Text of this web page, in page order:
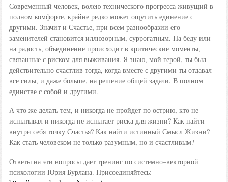
Современный человек, волею технического прогресса живущий в
полном комфорте, крайне редко может ощутить единение с
другими. Значит и Счастье, при всем разнообразии его
заменителей становится иллюзорным, суррогатным. На беду или
на радость, объединение происходит в критические моменты,
связанные с риском для выживания. Я знаю, мой герой, ты был
действительно счастлив тогда, когда вместе с другими ты отдавал
все силы, и даже больше, на решение общей задачи. В полном
единстве с собой и другими.
А что же делать тем, и никогда не пройдет по острию, кто не
испытывал и никогда не испытает риска для жизни? Как найти
внутри себя точку Счастья? Как найти истинный Смысл Жизни?
Как стать человеком не только разумным, но и счастливым?
Ответы на эти вопросы дает тренинг по системно–векторной
психологии Юрия Бурлана. Присоединяйтесь: